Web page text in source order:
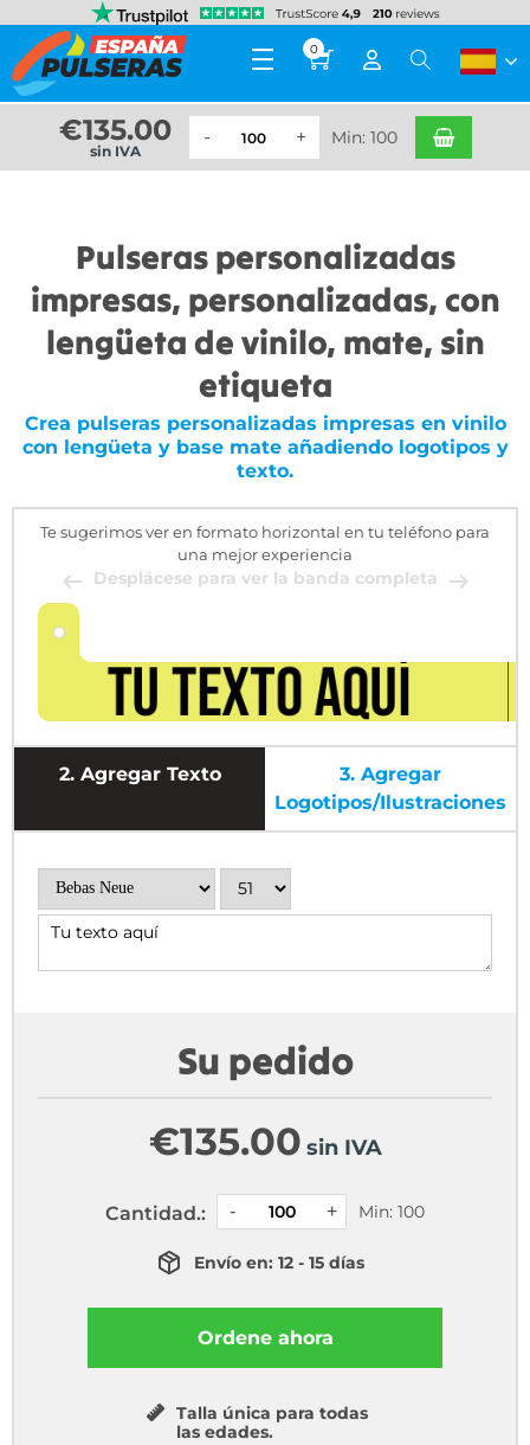
0
€135.00
sin IVA
Min: 100
Pulseras personalizadas
impresas, personalizadas, con
lengüeta de vinilo, mate, sin
etiqueta
Crea pulseras personalizadas impresas en vinilo
con lengüeta y base mate añadiendo logotipos y
texto.
Te sugerimos ver en formato horizontal en tu teléfono para
una mejor experiencia
Desplácese para ver la banda completa
2. Agregar Texto 3. Agregar
Logotipos/ilustraciones
Su pedido
€135.00 sin IVA
Cantidad.: Min: 100
Envío en: 12 - 15 días
Ordene ahora
Talla única para todas
las edades.